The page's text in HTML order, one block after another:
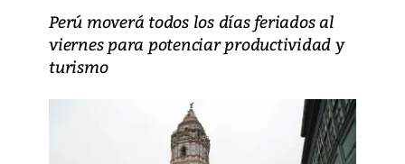
Perú moverá todos los días feriados al
viernes para potenciar productividad y
turismo